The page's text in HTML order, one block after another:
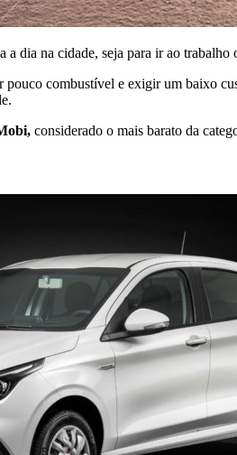
a dia na cidade, seja para ir ao
pouco combustível e exigir um baixo
considerado o mais barato da